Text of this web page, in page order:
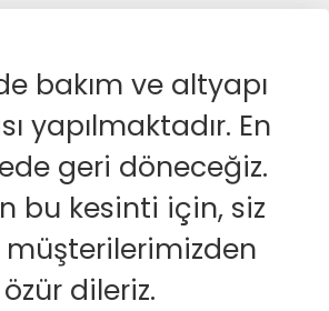
bakım ve altyapı
yapılmaktadır. En
geri döneceğiz.
bu kesinti için, siz
özür dileriz.